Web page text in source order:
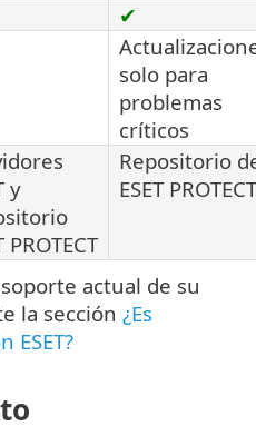
✔
solo para
problemas
críticos
y
PROTECT
Repositorio
ESET PROTECT
actual de su
la sección ¿Es
ESET?